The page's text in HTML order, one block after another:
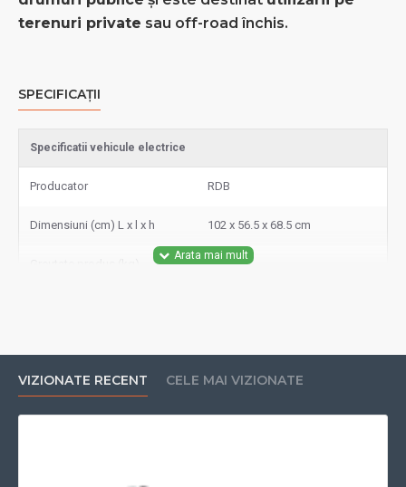
terenuri private sau off-road închis.
SPECIFICAȚII
Specificatii vehicule electrice
Producator RDB
Dimensiuni (cm) L x l x h 102 x 56.5 x 68.5 cm
36 kg
Tip alimentare Benzină (2T)
Putere motor cp ≈ 2.1 CP
VIZIONATE RECENT CELE MAI VIZIONATE